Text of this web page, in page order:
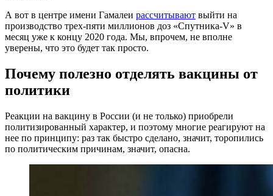
А вот в центре имени Гамалеи рассчитывают выйти на
производство трех-пяти миллионов доз «Спутника-V» в
месяц уже к концу 2020 года. Мы, впрочем, не вполне
уверены, что это будет так просто.
Почему полезно отделять вакцины от
политики
Реакции на вакцину в России (и не только) приобрели
политизированный характер, и поэтому многие реагируют на
нее по принципу: раз так быстро сделано, значит, торопились
по политическим причинам, значит, опасна.